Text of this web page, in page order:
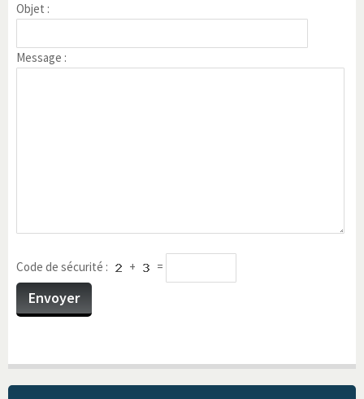
Objet :
Message :
Code de sécurité : + =